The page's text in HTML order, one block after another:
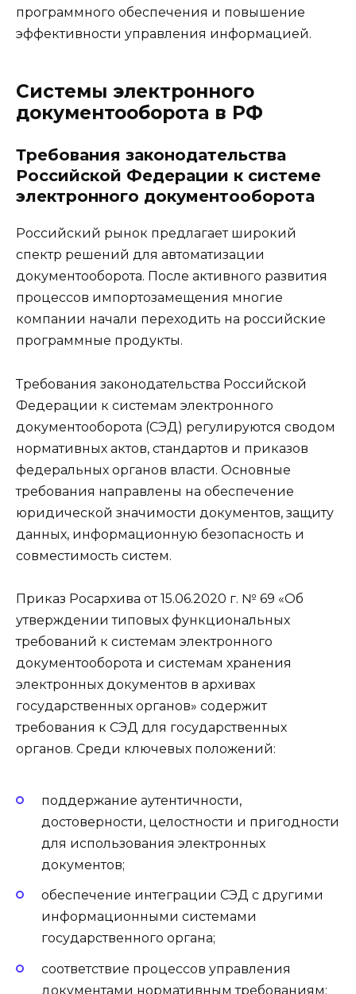
программного обеспечения и повышение
эффективности управления информацией.
Системы электронного
документооборота в РФ
Требования законодательства
Российской Федерации к системе
электронного документооборота
Российский рынок предлагает широкий
спектр решений для автоматизации
документооборота. После активного развития
процессов импортозамещения многие
компании начали переходить на российские
программные продукты.
Требования законодательства Российской
Федерации к системам электронного
документооборота (СЭД) регулируются сводом
нормативных актов, стандартов и приказов
федеральных органов власти. Основные
требования направлены на обеспечение
юридической значимости документов, защиту
данных, информационную безопасность и
совместимость систем.
Приказ Росархива от 15.06.2020 г. № 69 «Об
утверждении типовых функциональных
требований к системам электронного
документооборота и системам хранения
электронных документов в архивах
государственных органов» содержит
требования к СЭД для государственных
органов. Среди ключевых положений:
поддержание аутентичности,
достоверности, целостности и пригодности
для использования электронных
документов;
обеспечение интеграции СЭД с другими
информационными системами
государственного органа;
соответствие процессов управления
документами нормативным требованиям;